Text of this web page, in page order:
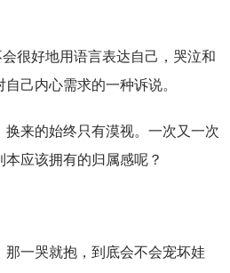
很好地用语言表达自己，哭泣和
己内心需求的一种诉说。
来的始终只有漠视。一次又一次
应该拥有的归属感呢？
那一哭就抱，到底会不会宠坏娃